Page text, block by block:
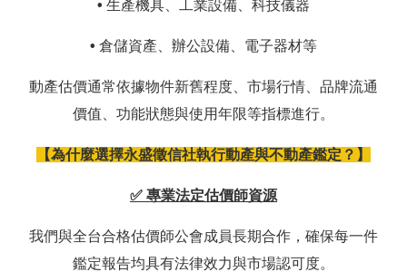
• 生產機具、工業設備、科技儀器
• 倉儲資產、辦公設備、電子器材等
動產估價通常依據物件新舊程度、市場行情、品牌流通
價值、功能狀態與使用年限等指標進行。
【為什麼選擇永盛徵信社執行動產與不動產鑑定？】
✅ 專業法定估價師資源
我們與全台合格估價師公會成員長期合作，確保每一件
鑑定報告均具有法律效力與市場認可度。